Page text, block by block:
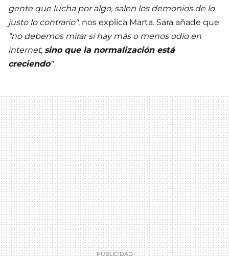
gente que lucha por algo, salen los demonios de lo
justo lo contrario", nos explica Marta. Sara añade que
"no debemos mirar si hay más o menos odio en
internet, sino que la normalización está
creciendo".